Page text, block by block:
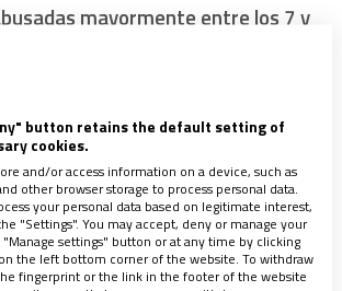
mayormente entre los 7 y
abusados entre los 11 y 12
es un conocido con autoridad:
monitor de tiempo libre…
incidencia de abusos sexuales a
pruebas claras de que en la
más casos que hace 40 o 50 años.
button retains the default setting of
cookies.
and/or access information on a device, such as
other browser storage to process personal data.
your personal data based on legitimate interest,
"Settings". You may accept, deny or manage your
settings" button or at any time by clicking
the left bottom corner of the website. To withdraw
fingerprint or the link in the footer of the website